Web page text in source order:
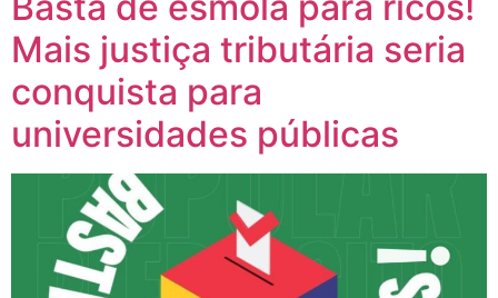
Mais justiça tributária seria
conquista para
universidades públicas